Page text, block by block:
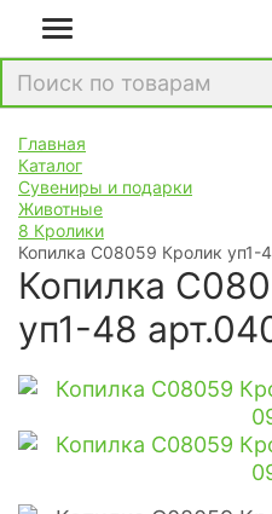
Главная
Каталог
Сувениры и подарки
Животные
8 Кролики
Копилка C08059 Кролик уп1-
Копилка
уп1-48